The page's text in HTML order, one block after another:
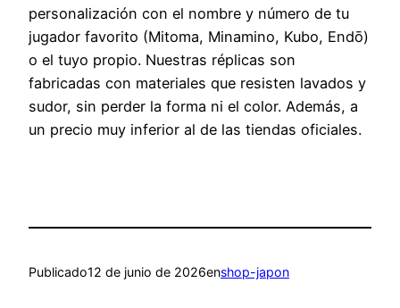
personalización con el nombre y número de tu
jugador favorito (Mitoma, Minamino, Kubo, Endō)
o el tuyo propio. Nuestras réplicas son
fabricadas con materiales que resisten lavados y
sudor, sin perder la forma ni el color. Además, a
un precio muy inferior al de las tiendas oficiales.
Publicado12 de junio de 2026enshop-japon